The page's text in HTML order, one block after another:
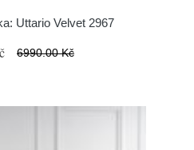
Uttario Velvet 2967
6990.00 Kč